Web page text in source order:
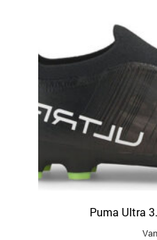
Puma Ultra